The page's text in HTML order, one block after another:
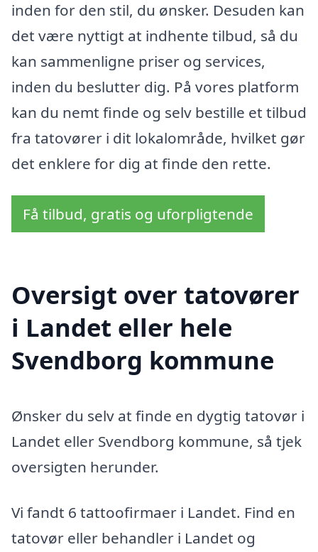
inden for den stil, du ønsker. Desuden kan
det være nyttigt at indhente tilbud, så du
kan sammenligne priser og services,
inden du beslutter dig. På vores platform
kan du nemt finde og selv bestille et tilbud
fra tatovører i dit lokalområde, hvilket gør
det enklere for dig at finde den rette.
Få tilbud, gratis og uforpligtende
Oversigt over tatovører
i Landet eller hele
Svendborg kommune
Ønsker du selv at finde en dygtig tatovør i
Landet eller Svendborg kommune, så tjek
oversigten herunder.
Vi fandt 6 tattoofirmaer i Landet. Find en
tatovør eller behandler i Landet og